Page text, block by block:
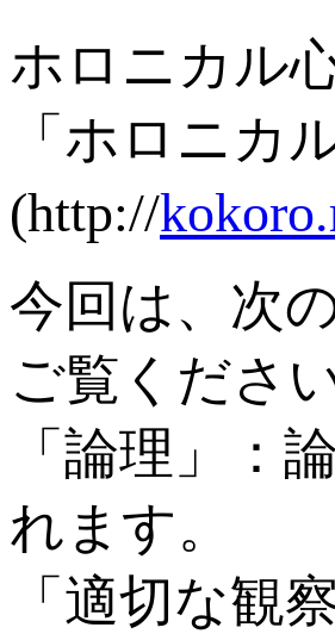
ホロニカル
「ホロニカ
(http://
今回は、次
ご覧ください
「論理」：
れます。
「適切な観